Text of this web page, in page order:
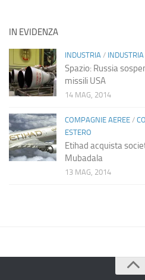
IN EVIDENZA
INDUSTRIA / INDUSTRIA
Spazio: Russia
missili USA
14 MAG, 2014
COMPAGNIE AEREE /
ESTERO
Etihad acquista
Mubadala
13 MAG, 2014